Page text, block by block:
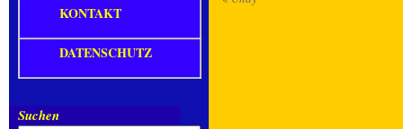
KONTAKT
DATENSCHUTZ
Suchen